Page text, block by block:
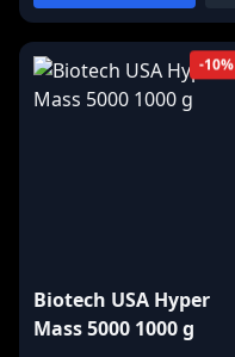
-10%
Biotech USA Hyper
Mass 5000 1000 g